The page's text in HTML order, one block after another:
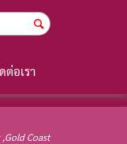
Login
ต่อเรา
Coast